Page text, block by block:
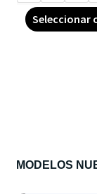
Seleccionar
MODELOS